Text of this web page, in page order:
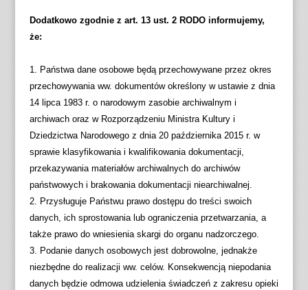
Dodatkowo zgodnie z art. 13 ust. 2 RODO informujemy,
że:
1. Państwa dane osobowe będą przechowywane przez okres
przechowywania ww. dokumentów określony w ustawie z dnia
14 lipca 1983 r. o narodowym zasobie archiwalnym i
archiwach oraz w Rozporządzeniu Ministra Kultury i
Dziedzictwa Narodowego z dnia 20 października 2015 r. w
sprawie klasyfikowania i kwalifikowania dokumentacji,
przekazywania materiałów archiwalnych do archiwów
państwowych i brakowania dokumentacji niearchiwalnej.
2. Przysługuje Państwu prawo dostępu do treści swoich
danych, ich sprostowania lub ograniczenia przetwarzania, a
także prawo do wniesienia skargi do organu nadzorczego.
3. Podanie danych osobowych jest dobrowolne, jednakże
niezbędne do realizacji ww. celów. Konsekwencją niepodania
danych będzie odmowa udzielenia świadczeń z zakresu opieki